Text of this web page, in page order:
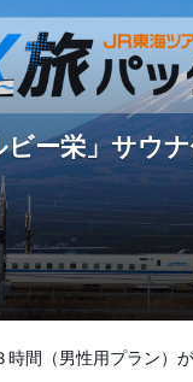
ー栄」サウ
間（男性用プラン）